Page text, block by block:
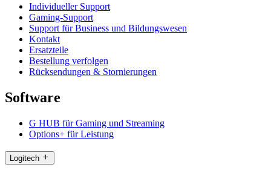
Individueller Support
Gaming-Support
Support für Business und Bildungswesen
Kontakt
Ersatzteile
Bestellung verfolgen
Rücksendungen & Stornierungen
Software
G HUB für Gaming und Streaming
Options+ für Leistung
Logitech